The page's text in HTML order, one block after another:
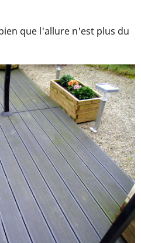
que l'allure n'est plus du